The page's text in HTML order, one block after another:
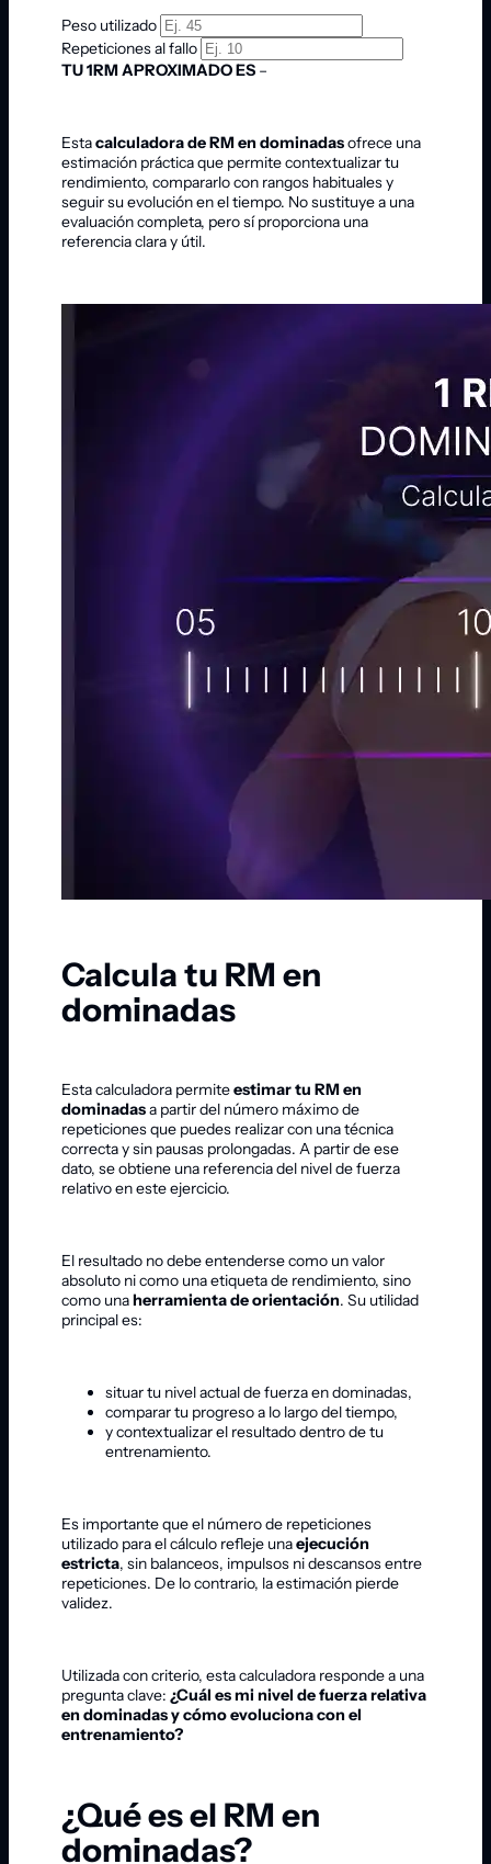
Peso utilizado
Repeticiones al fallo
TU 1RM APROXIMADO ES –
Estacalculadora de RM en dominadasofrece una
estimación práctica que permite contextualizar tu
rendimiento, compararlo con rangos habituales y
seguir su evolución en el tiempo. No sustituye a una
evaluación completa, pero sí proporciona una
referencia clara y útil.
Calcula tu RM en
dominadas
Esta calculadora permiteestimar tu RM en
dominadasa partir del número máximo de
repeticiones que puedes realizar con una técnica
correcta y sin pausas prolongadas. A partir de ese
dato, se obtiene una referencia del nivel de fuerza
relativo en este ejercicio.
El resultado no debe entenderse como un valor
absoluto ni como una etiqueta de rendimiento, sino
como unaherramienta de orientación. Su utilidad
principal es:
situar tu nivel actual de fuerza en dominadas,
comparar tu progreso a lo largo del tiempo,
y contextualizar el resultado dentro de tu
entrenamiento.
Es importante que el número de repeticiones
utilizado para el cálculo refleje unaejecución
estricta, sin balanceos, impulsos ni descansos entre
repeticiones. De lo contrario, la estimación pierde
validez.
Utilizada con criterio, esta calculadora responde a una
pregunta clave: ¿Cuál es mi nivel de fuerza relativa
en dominadas y cómo evoluciona con el
entrenamiento?
¿Qué es el RM en
dominadas?